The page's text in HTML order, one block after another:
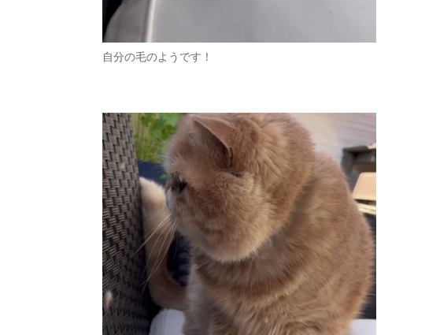
自分の毛のようです！